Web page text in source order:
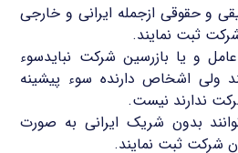
و حقوقی ازجمله ایرانی و خارجی
ثبت نمایند.
و یا بازرسین شرکت نبایدسوء
ولی اشخاص دارنده سوء پیشینه
ندارند نیست.
بدون شریک ایرانی به صورت